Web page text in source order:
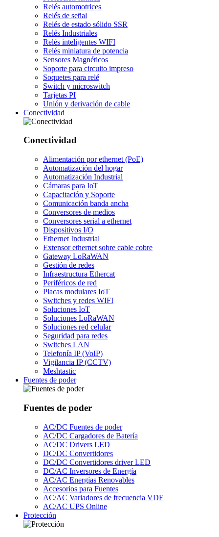
Relés automotrices
Relés de señal
Relés de estado sólido SSR
Relés Industriales
Relés inteligentes WIFI
Relés miniatura de potencia
Sensores Magnéticos
Soporte para circuito impreso
Soquetes para relé
Switch y microswitch
Tarjetas PI
Unión y derivación de cable
Conectividad
Conectividad
Alimentación por ethernet (PoE)
Automatización del hogar
Automatización Industrial
Cámaras para IoT
Capacitación y Soporte
Comunicación banda ancha
Conversores de medios
Conversores serial a ethernet
Dispositivos I/O
Ethernet Industrial
Extensor ethernet sobre cable cobre
Gateway LoRaWAN
Gestión de redes
Infraestructura Ethercat
Periféricos de red
Placas modulares IoT
Switches y redes WIFI
Soluciones IoT
Soluciones LoRaWAN
Soluciones red celular
Seguridad para redes
Switches LAN
Telefonía IP (VoIP)
Vigilancia IP (CCTV)
Meshtastic
Fuentes de poder
Fuentes de poder
AC/DC Fuentes de poder
AC/DC Cargadores de Batería
AC/DC Drivers LED
DC/DC Convertidores
DC/DC Convertidores driver LED
DC/AC Inversores de Energía
AC/AC Energías Renovables
Accesorios para Fuentes
AC/AC Variadores de frecuencia VDF
AC/AC UPS Online
Protección